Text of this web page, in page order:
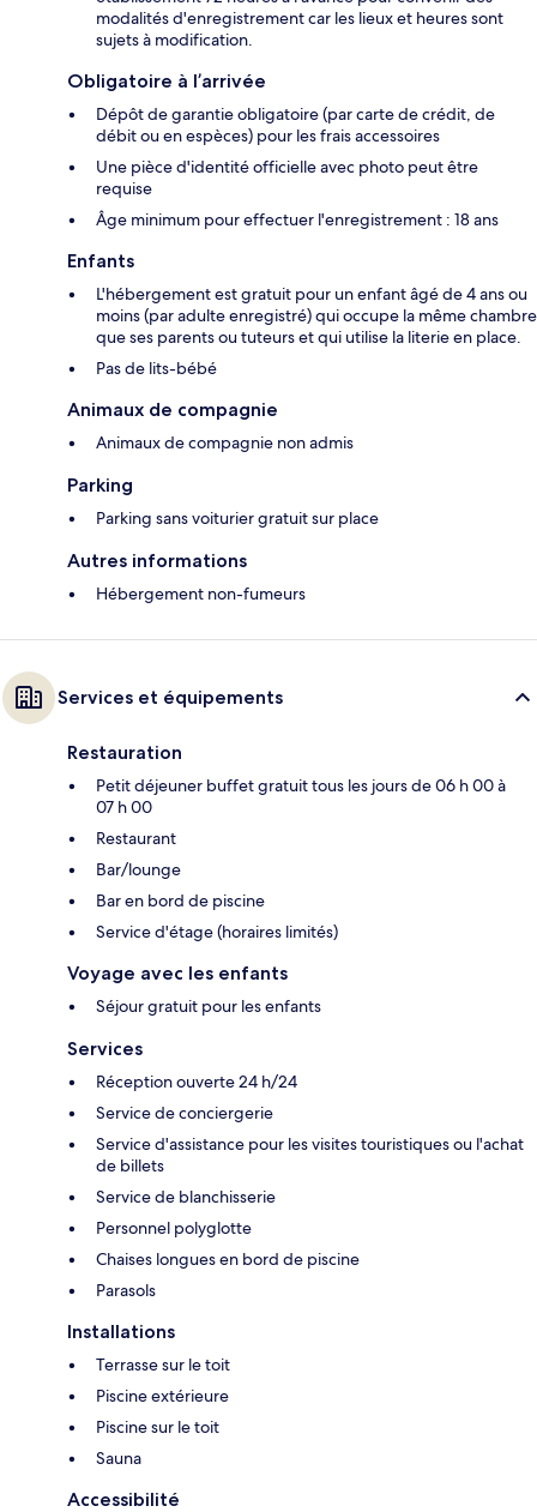
modalités d'enregistrement car les lieux et heures sont
sujets à modification.
Obligatoire à l’arrivée
Dépôt de garantie obligatoire (par carte de crédit, de
débit ou en espèces) pour les frais accessoires
Une pièce d'identité officielle avec photo peut être
requise
Âge minimum pour effectuer l'enregistrement : 18 ans
Enfants
L'hébergement est gratuit pour un enfant âgé de 4 ans ou
moins (par adulte enregistré) qui occupe la même chambre
que ses parents ou tuteurs et qui utilise la literie en place.
Pas de lits-bébé
Animaux de compagnie
Animaux de compagnie non admis
Parking
Parking sans voiturier gratuit sur place
Autres informations
Hébergement non-fumeurs
Services et équipements
Restauration
Petit déjeuner buffet gratuit tous les jours de 06 h 00 à
07 h 00
Restaurant
Bar/lounge
Bar en bord de piscine
Service d'étage (horaires limités)
Voyage avec les enfants
Séjour gratuit pour les enfants
Services
Réception ouverte 24 h/24
Service de conciergerie
Service d'assistance pour les visites touristiques ou l'achat
de billets
Service de blanchisserie
Personnel polyglotte
Chaises longues en bord de piscine
Parasols
Installations
Terrasse sur le toit
Piscine extérieure
Piscine sur le toit
Sauna
Accessibilité